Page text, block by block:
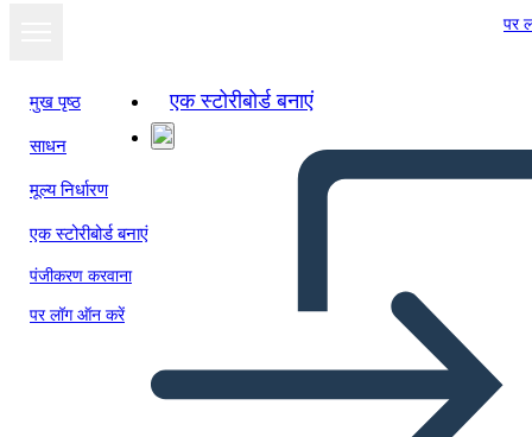
पर
मुख पृष्ठ
साधन
मूल्य निर्धारण
एक स्टोरीबोर्ड बनाएं
पंजीकरण करवाना
पर लॉग ऑन करें
एक स्टोरीबोर्ड बनाएं